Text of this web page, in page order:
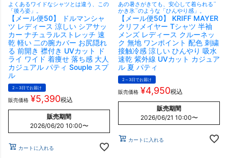
よくあるワイドなシャツとは違う、この
「後ろ姿」。
【メール便50】 ドルマンシャ
ツ レディース 涼しい シアサッ
カー ナチュラルストレッチ 速
乾 軽い 二の腕カバー お尻隠れ
る 前開き 襟付き UVカット ド
ライ ワイド 着痩せ 落ち感 大人
カジュアル パティ Souple スプ
ル
2～3日でお届け
販売価格 ¥5,390税込
販売期間
2026/06/20 10:00〜
カートに入れる
あの暑さがきても、安心して着られる¨
かき氷¨のような「ひんやり感」。
【メール便50】 KRIFF MAYER
クリフメイヤー Tシャツ 半袖
メンズ レディース クルーネッ
ク 無地 ワンポイント 配色 刺繍
接触冷感 涼しい ひんやり 吸水
速乾 紫外線 UVカット カジュア
ル 夏 パティ
2～3日でお届け
販売価格 ¥4,950税込
販売期間
2026/06/21 10:00〜
カートに入れる